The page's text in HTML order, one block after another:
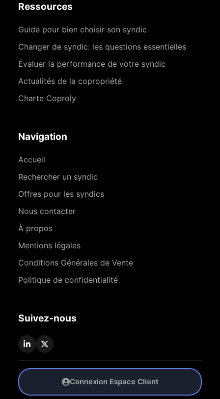
Ressources
Guide pour bien choisir son syndic
Changer de syndic: les questions essentielles
Évaluer la performance de votre syndic
Actualités de la copropriété
Charte Coproly
Navigation
Accueil
Rechercher un syndic
Offres pour les syndics
Nous contacter
À propos
Mentions légales
Conditions Générales de Vente
Politique de confidentialité
Suivez-nous
Connexion Espace Client